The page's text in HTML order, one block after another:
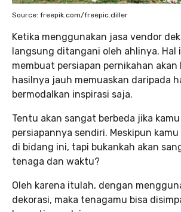
Source: freepik.com/freepic.diller
Ketika menggunakan jasa vendor
langsung ditangani oleh ahlinya. Hal
membuat persiapan pernikahan akan
hasilnya jauh memuaskan daripada
bermodalkan inspirasi saja.
Tentu akan sangat berbeda jika
persiapannya sendiri. Meskipun
di bidang ini, tapi bukankah akan
tenaga dan waktu?
Oleh karena itulah, dengan
dekorasi, maka tenagamu bisa